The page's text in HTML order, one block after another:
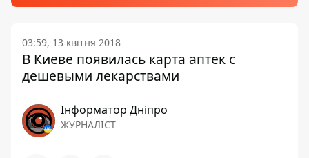
03:59, 13 квітня 2018
В Киеве появилась карта аптек с
дешевыми лекарствами
Інформатор Дніпро
ЖУРНАЛІСТ